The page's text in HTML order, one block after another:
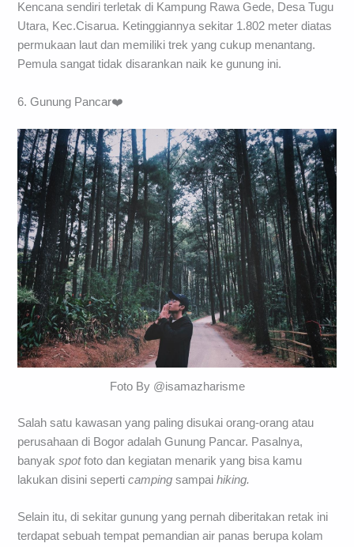
Kencana sendiri terletak di Kampung Rawa Gede, Desa Tugu
Utara, Kec.Cisarua. Ketinggiannya sekitar 1.802 meter diatas
permukaan laut dan memiliki trek yang cukup menantang.
Pemula sangat tidak disarankan naik ke gunung ini.
6. Gunung Pancar❤️
Foto By @isamazharisme
Salah satu kawasan yang paling disukai orang-orang atau
perusahaan di Bogor adalah Gunung Pancar. Pasalnya,
banyakspotfoto dan kegiatan menarik yang bisa kamu
lakukan disini seperticamping sampaihiking.
Selain itu, di sekitar gunung yang pernah diberitakan retak ini
terdapat sebuah tempat pemandian air panas berupa kolam